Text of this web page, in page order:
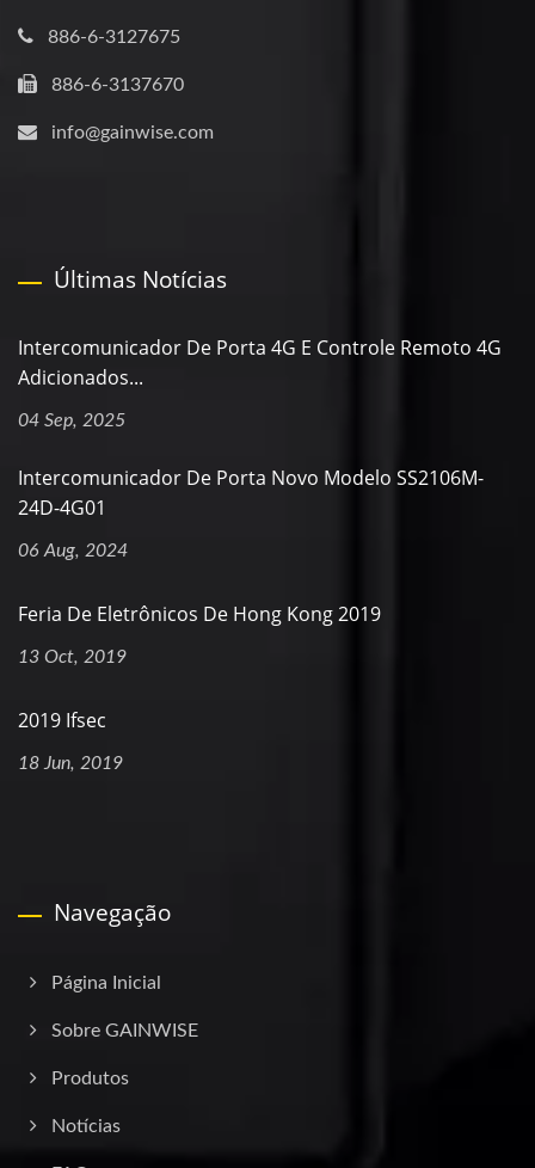
886-6-3127675
886-6-3137670
info@gainwise.com
Últimas Notícias
Intercomunicador De Porta 4G E Controle Remoto 4G
Adicionados...
04 Sep, 2025
Intercomunicador De Porta Novo Modelo SS2106M-
24D-4G01
06 Aug, 2024
Feria De Eletrônicos De Hong Kong 2019
13 Oct, 2019
2019 Ifsec
18 Jun, 2019
Navegação
Página Inicial
Sobre GAINWISE
Produtos
Notícias